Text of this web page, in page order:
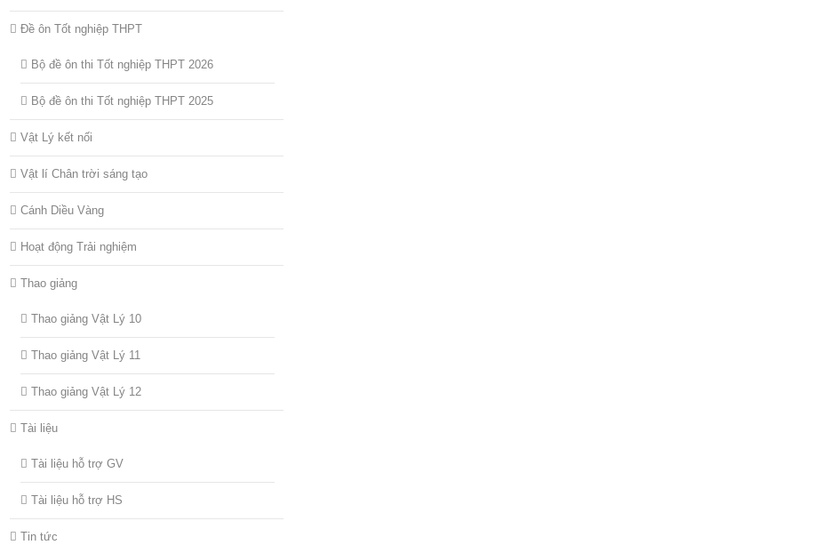
Đề ôn Tốt nghiệp THPT
Bộ đề ôn thi Tốt nghiệp THPT 2026
Bộ đề ôn thi Tốt nghiệp THPT 2025
Vật Lý kết nối
Vật lí Chân trời sáng tạo
Cánh Diều Vàng
Hoạt động Trải nghiệm
Thao giảng
Thao giảng Vật Lý 10
Thao giảng Vật Lý 11
Thao giảng Vật Lý 12
Tài liệu
Tài liệu hỗ trợ GV
Tài liệu hỗ trợ HS
Tin tức